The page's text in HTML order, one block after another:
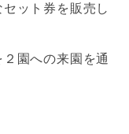
ット券を販売し
園への来園を通